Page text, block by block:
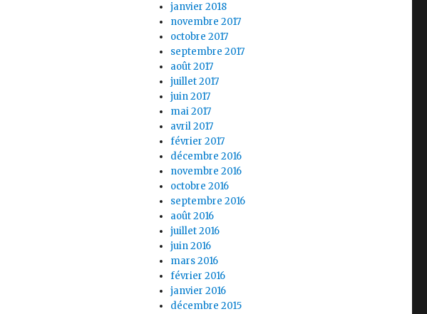
janvier 2018
novembre 2017
octobre 2017
septembre 2017
août 2017
juillet 2017
juin 2017
mai 2017
avril 2017
février 2017
décembre 2016
novembre 2016
octobre 2016
septembre 2016
août 2016
juillet 2016
juin 2016
mars 2016
février 2016
janvier 2016
décembre 2015